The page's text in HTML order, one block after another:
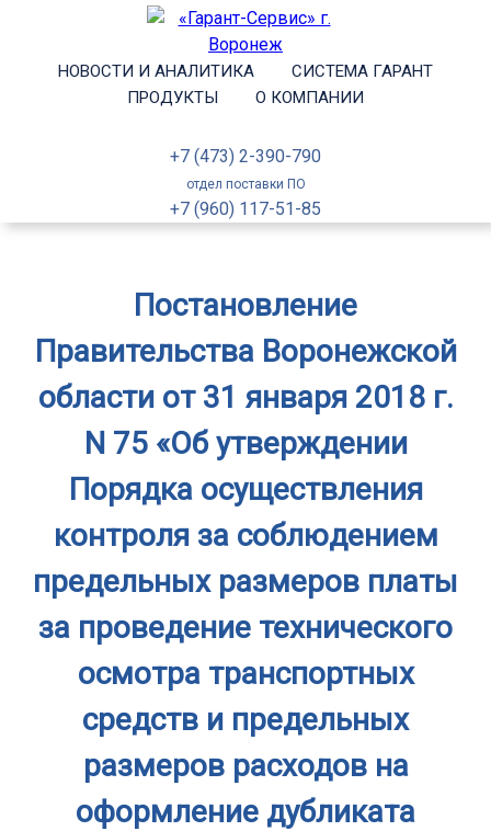
НОВОСТИ И АНАЛИТИКА
СИСТЕМА ГАРАНТ
ПРОДУКТЫ
О КОМПАНИИ
+7 (473) 2-390-790
отдел поставки ПО
+7 (960) 117-51-85
Постановление
Правительства Воронежской
области от 31 января 2018 г.
N 75 «Об утверждении
Порядка осуществления
контроля за соблюдением
предельных размеров платы
за проведение технического
осмотра транспортных
средств и предельных
размеров расходов на
оформление дубликата